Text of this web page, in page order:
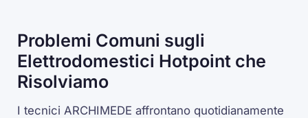
Problemi Comuni sugli
Elettrodomestici Hotpoint che
Risolviamo
I tecnici ARCHIMEDE affrontano quotidianamente